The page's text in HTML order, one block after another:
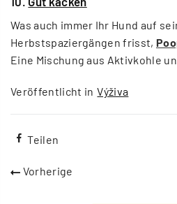
Was auch immer Ihr Hund auf
Herbstspaziergängen frisst,
Eine Mischung aus Aktivkohle
Veröffentlicht in Výživa
Teilen
Vorherige